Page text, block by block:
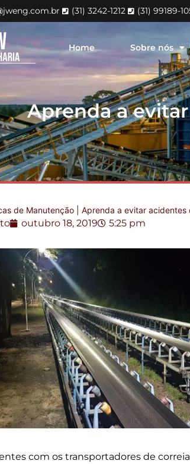
(31) 3242-1212 (31) 99189-
Home Sobre nós
Aprenda a
de Manutenção Aprenda a evitar
outubro 18, 2019 5:25 pm
com os transportadores de